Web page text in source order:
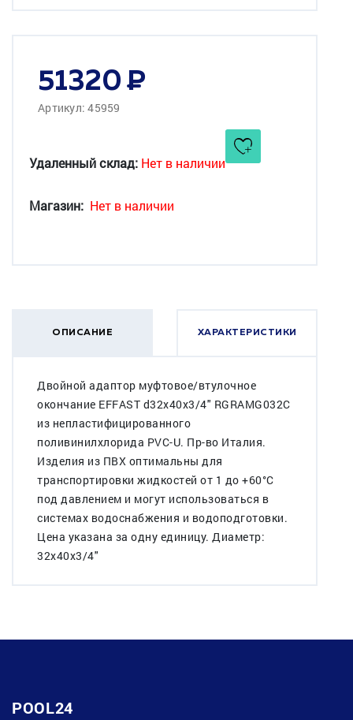
51320
Артикул: 45959
Удаленный склад: Нет в наличии
Магазин: Нет в наличии
ОПИСАНИЕ ХАРАКТЕРИСТИКИ
Двойной адаптор муфтовое/втулочное
окончание EFFAST d32x40x3/4" RGRAMG032С
из непластифицированного
поливинилхлорида PVC-U. Пр-во Италия.
Изделия из ПВХ оптимальны для
транспортировки жидкостей от 1 до +60°C
под давлением и могут использоваться в
системах водоснабжения и водоподготовки.
Цена указана за одну единицу. Диаметр:
32x40x3/4"
POOL24